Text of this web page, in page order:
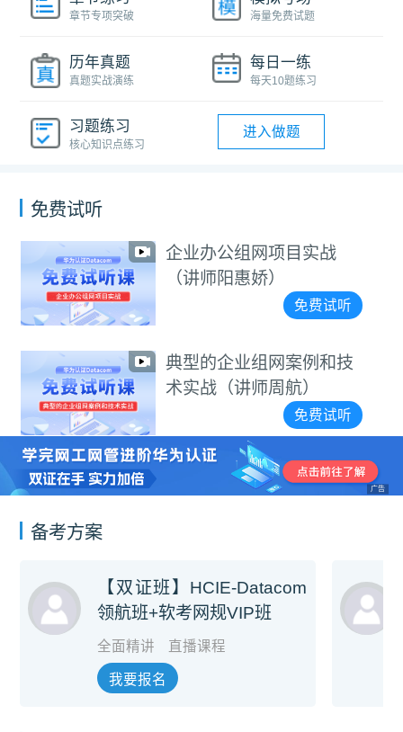
章节专项突破 海量免费试题
历年真题
真题实战演练
每日一练
每天10题练习
习题练习
核心知识点练习
进入做题
免费试听
企业办公组网项目实战
（讲师阳惠娇）
免费试听
典型的企业组网案例和技
术实战（讲师周航）
免费试听
广告
备考方案
【双证班】HCIE-Datacom
领航班+软考网规VIP班
全面精讲 直播课程
我要报名